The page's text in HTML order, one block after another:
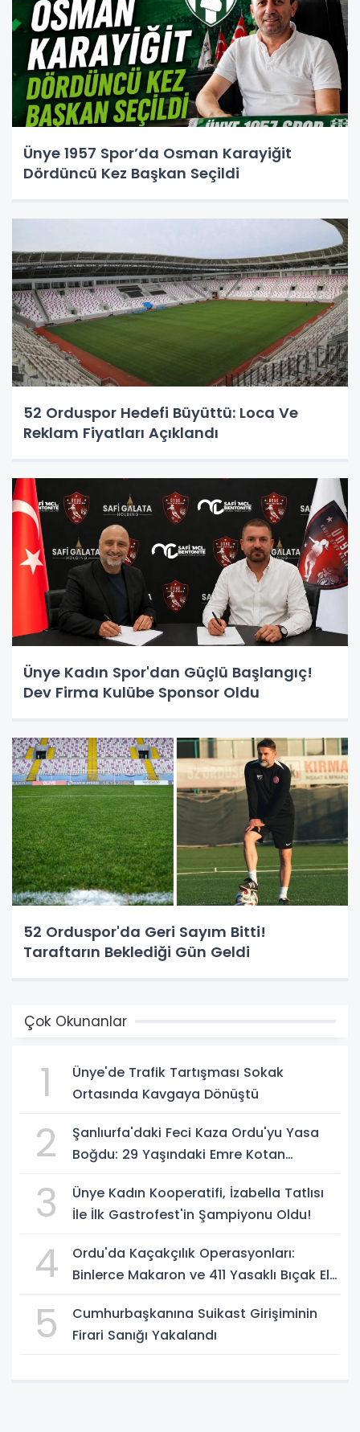
Ünye 1957 Spor’da Osman Karayiğit
Dördüncü Kez Başkan Seçildi
52 Orduspor Hedefi Büyüttü: Loca Ve
Reklam Fiyatları Açıklandı
Ünye Kadın Spor'dan Güçlü Başlangıç!
Dev Firma Kulübe Sponsor Oldu
52 Orduspor'da Geri Sayım Bitti!
Taraftarın Beklediği Gün Geldi
Çok Okunanlar
1
Ünye'de Trafik Tartışması Sokak
Ortasında Kavgaya Dönüştü
2
Şanlıurfa'daki Feci Kaza Ordu'yu Yasa
Boğdu: 29 Yaşındaki Emre Kotan
3
Ünye Kadın Kooperatifi, İzabella Tatlısı
İle İlk Gastrofest'in Şampiyonu Oldu!
4
Ordu'da Kaçakçılık Operasyonları:
Binlerce Makaron ve 411 Yasaklı Bıçak Ele
5
Cumhurbaşkanına Suikast Girişiminin
Firari Sanığı Yakalandı